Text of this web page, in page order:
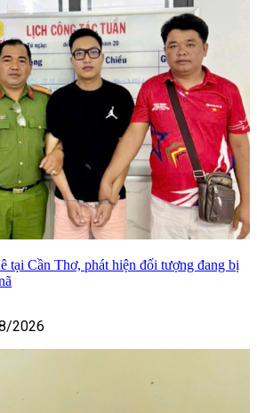
tại Cần Thơ, phát hiện đối tượng đang bị
2026